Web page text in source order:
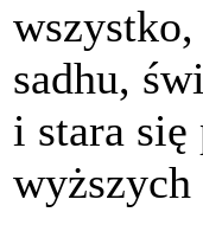
sadhu,
i stara
wyższych